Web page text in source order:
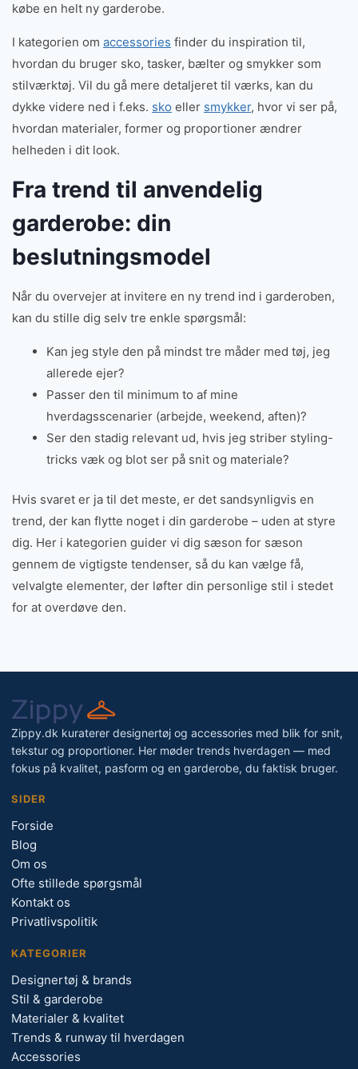
købe en helt ny garderobe.
I kategorien om accessories finder du inspiration til,
hvordan du bruger sko, tasker, bælter og smykker som
stilværktøj. Vil du gå mere detaljeret til værks, kan du
dykke videre ned i f.eks. sko eller smykker, hvor vi ser på,
hvordan materialer, former og proportioner ændrer
helheden i dit look.
Fra trend til anvendelig
garderobe: din
beslutningsmodel
Når du overvejer at invitere en ny trend ind i garderoben,
kan du stille dig selv tre enkle spørgsmål:
Kan jeg style den på mindst tre måder med tøj, jeg
allerede ejer?
Passer den til minimum to af mine
hverdagsscenarier (arbejde, weekend, aften)?
Ser den stadig relevant ud, hvis jeg striber styling-
tricks væk og blot ser på snit og materiale?
Hvis svaret er ja til det meste, er det sandsynligvis en
trend, der kan flytte noget i din garderobe – uden at styre
dig. Her i kategorien guider vi dig sæson for sæson
gennem de vigtigste tendenser, så du kan vælge få,
velvalgte elementer, der løfter din personlige stil i stedet
for at overdøve den.
Zippy.dk kuraterer designertøj og accessories med blik for snit,
tekstur og proportioner. Her møder trends hverdagen — med
fokus på kvalitet, pasform og en garderobe, du faktisk bruger.
SIDER
Forside
Blog
Om os
Ofte stillede spørgsmål
Kontakt os
Privatlivspolitik
KATEGORIER
Designertøj & brands
Stil & garderobe
Materialer & kvalitet
Trends & runway til hverdagen
Accessories